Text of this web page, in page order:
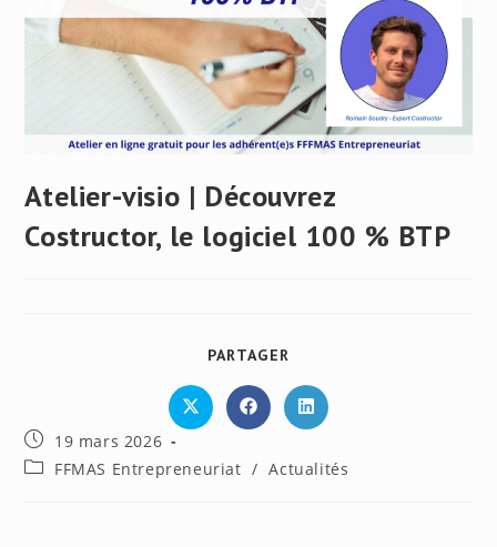
Atelier-visio | Découvrez
Costructor, le logiciel 100 % BTP
PARTAGER
CONTENU
Ouvrir
dans
autre
fenêtre
Ouvrir
dans
autre
fenêtre
Ouvrir
dans
autre
fenêtre
Publication
publiée :
19 mars 2026
PostFFMAS Entrepreneuriat / Actualités